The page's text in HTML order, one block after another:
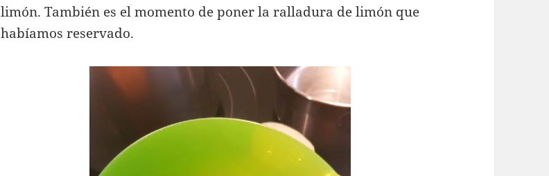
limón. También es el momento de poner la ralladura de limón que
habíamos reservado.